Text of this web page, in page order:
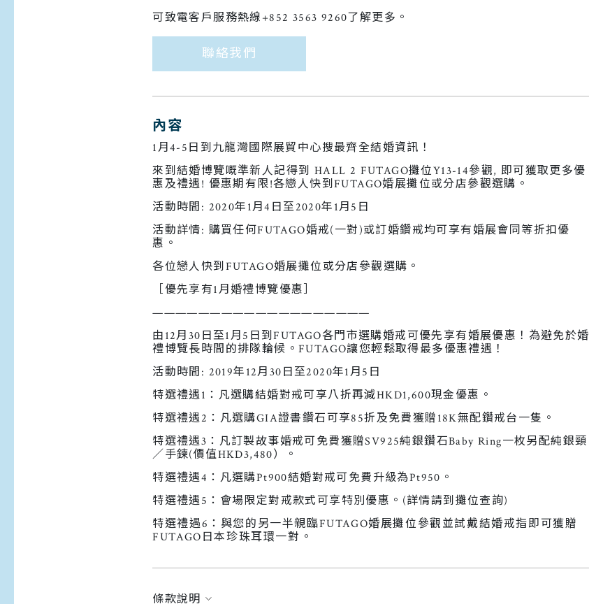
可致電客戶服務熱線+852 3563 9260了解更多。
聯絡我們
內容
1月4-5日到九龍灣國際展貿中心搜最齊全結婚資訊！
來到結婚博覽嘅準新人記得到 HALL 2 FUTAGO攤位Y13-14參觀, 即可獲取更多優
惠及禮遇! 優惠期有限!各戀人快到FUTAGO婚展攤位或分店參觀選購。
活動時間: 2020年1月4日至2020年1月5日
活動詳情: 購買任何FUTAGO婚戒(一對)或訂婚鑽戒均可享有婚展會同等折扣優
惠。
各位戀人快到FUTAGO婚展攤位或分店參觀選購。
［優先享有1月婚禮博覽優惠］
———————————————————
由12月30日至1月5日到FUTAGO各門市選購婚戒可優先享有婚展優惠！為避免於婚
禮博覽長時間的排隊輪候。FUTAGO讓您輕鬆取得最多優惠禮遇！
活動時間: 2019年12月30日至2020年1月5日
特選禮遇1：凡選購結婚對戒可享八折再減HKD1,600現金優惠。
特選禮遇2：凡選購GIA證書鑽石可享85折及免費獲贈18K無配鑽戒台一隻。
特選禮遇3：凡訂製故事婚戒可免費獲贈SV925純銀鑽石Baby Ring一枚另配純銀頸
／手鍊(價值HKD3,480）。
特選禮遇4：凡選購Pt900結婚對戒可免費升級為Pt950。
特選禮遇5：會場限定對戒款式可享特別優惠。(詳情請到攤位查詢)
特選禮遇6：與您的另一半親臨FUTAGO婚展攤位參觀並試戴結婚戒指即可獲贈
FUTAGO日本珍珠耳環一對。
條款說明